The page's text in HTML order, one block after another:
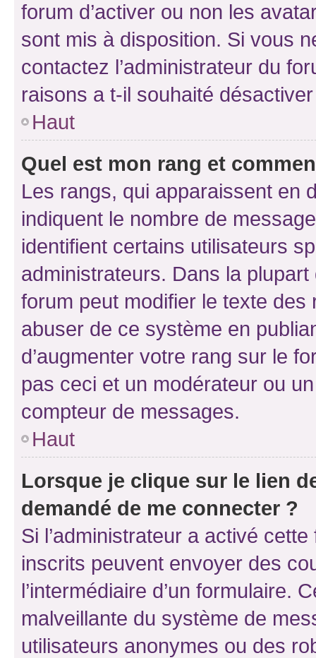
forum d’activer ou non les
sont mis à disposition. Si vous
contactez l’administrateur du
raisons a t-il souhaité
Haut
Quel est mon rang et
Les rangs, qui apparaissent en
indiquent le nombre de
identifient certains utilisateurs
administrateurs. Dans la
forum peut modifier le texte
abuser de ce système en
d’augmenter votre rang sur le
pas ceci et un modérateur ou
compteur de messages.
Haut
Lorsque je clique sur le lien
demandé de me connecter ?
Si l’administrateur a activé
inscrits peuvent envoyer des
l’intermédiaire d’un formulaire.
malveillante du système de
utilisateurs anonymes ou des